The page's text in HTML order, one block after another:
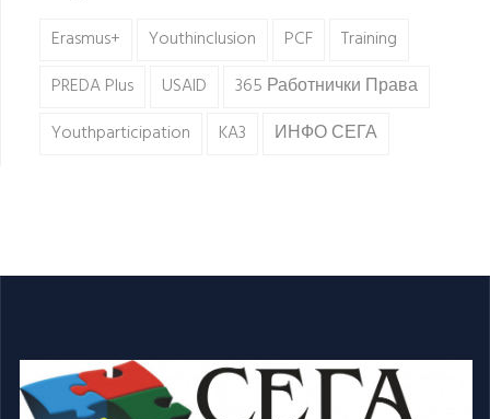
Erasmus+ Youthinclusion PCF
Training
PREDA Plus
USAID
365 Работнички Права
Youthparticipation
KA3 ИНФО СЕГА